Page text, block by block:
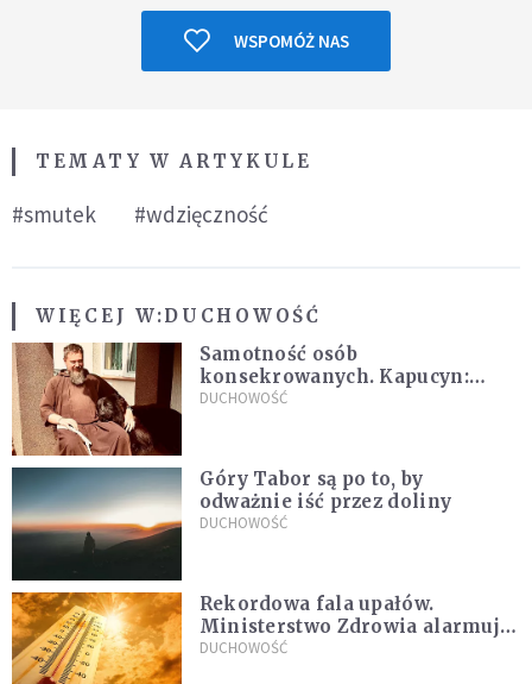
WSPOMÓŻ NAS
TEMATY W ARTYKULE
#smutek #wdzięczność
WIĘCEJ W:DUCHOWOŚĆ
Samotność osób
konsekrowanych. Kapucyn:
Życie w pojedynkę rzadko jest
DUCHOWOŚĆ
Góry Tabor są po to, by
odważnie iść przez doliny
DUCHOWOŚĆ
Rekordowa fala upałów.
Ministerstwo Zdrowia alarmuje
po doświadczeniach z czerwca
DUCHOWOŚĆ